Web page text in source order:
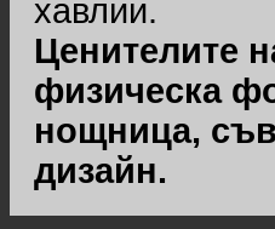
хавлии.
Ценителите
физическа
нощница,
дизайн.